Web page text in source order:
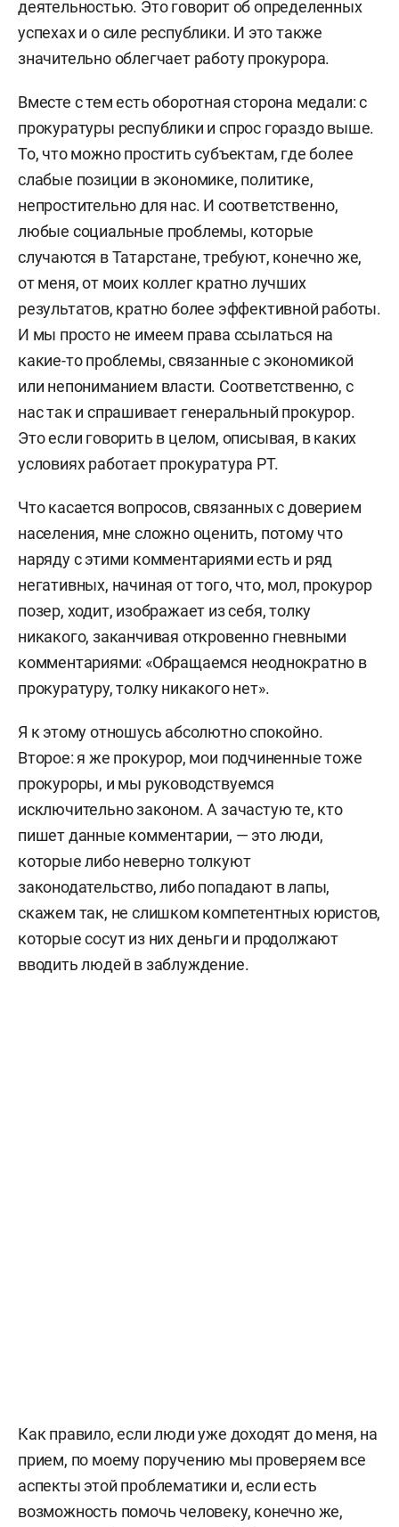
деятельностью. Это говорит об определенных
успехах и о силе республики. И это также
значительно облегчает работу прокурора.
Вместе с тем есть оборотная сторона медали: с
прокуратуры республики и спрос гораздо выше.
То, что можно простить субъектам, где более
слабые позиции в экономике, политике,
непростительно для нас. И соответственно,
любые социальные проблемы, которые
случаются в Татарстане, требуют, конечно же,
от меня, от моих коллег кратно лучших
результатов, кратно более эффективной работы.
И мы просто не имеем права ссылаться на
какие-то проблемы, связанные с экономикой
или непониманием власти. Соответственно, с
нас так и спрашивает генеральный прокурор.
Это если говорить в целом, описывая, в каких
условиях работает прокуратура РТ.
Что касается вопросов, связанных с доверием
населения, мне сложно оценить, потому что
наряду с этими комментариями есть и ряд
негативных, начиная от того, что, мол, прокурор
позер, ходит, изображает из себя, толку
никакого, заканчивая откровенно гневными
комментариями: «Обращаемся неоднократно в
прокуратуру, толку никакого нет».
Я к этому отношусь абсолютно спокойно.
Второе: я же прокурор, мои подчиненные тоже
прокуроры, и мы руководствуемся
исключительно законом. А зачастую те, кто
пишет данные комментарии, — это люди,
которые либо неверно толкуют
законодательство, либо попадают в лапы,
скажем так, не слишком компетентных юристов,
которые сосут из них деньги и продолжают
вводить людей в заблуждение.
Как правило, если люди уже доходят до меня, на
прием, по моему поручению мы проверяем все
аспекты этой проблематики и, если есть
возможность помочь человеку, конечно же,